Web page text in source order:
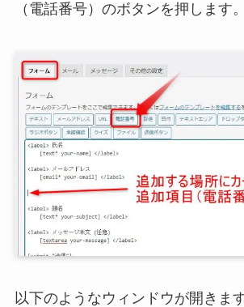
（電話番号）のボタンを押します。
以下のようなウィンドウが開きます